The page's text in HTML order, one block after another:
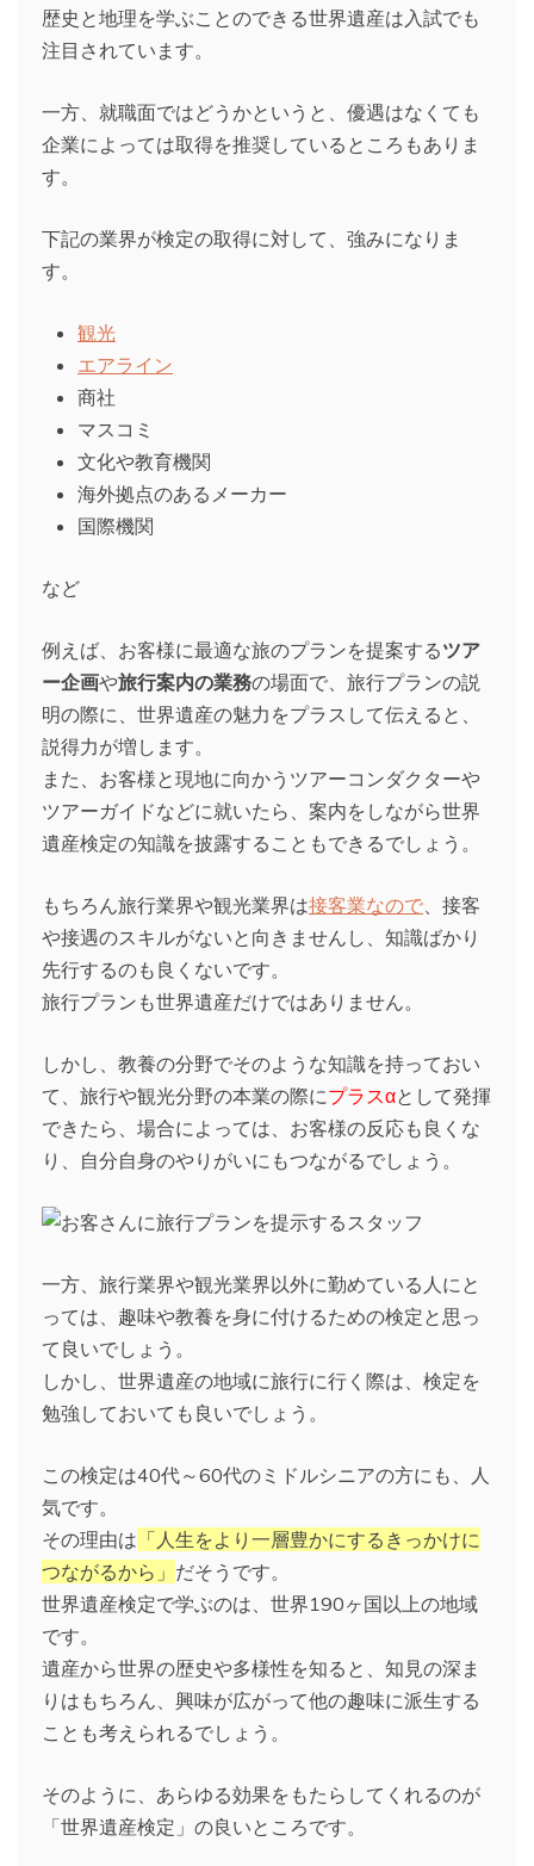
歴史と地理を学ぶことのできる世界遺産は入試でも
注目されています。
一方、就職面ではどうかというと、優遇はなくても
企業によっては取得を推奨しているところもありま
す。
下記の業界が検定の取得に対して、強みになりま
す。
観光
エアライン
商社
マスコミ
文化や教育機関
海外拠点のあるメーカー
国際機関
など
例えば、お客様に最適な旅のプランを提案するツア
ー企画や旅行案内の業務の場面で、旅行プランの説
明の際に、世界遺産の魅力をプラスして伝えると、
説得力が増します。
また、お客様と現地に向かうツアーコンダクターや
ツアーガイドなどに就いたら、案内をしながら世界
遺産検定の知識を披露することもできるでしょう。
もちろん旅行業界や観光業界は接客業なので 、接客
や接遇のスキルがないと向きませんし、知識ばかり
先行するのも良くないです。
旅行プランも世界遺産だけではありません。
しかし、教養の分野でそのような知識を持っておい
て、旅行や観光分野の本業の際にプラスαとして発揮
できたら、場合によっては、お客様の反応も良くな
り、自分自身のやりがいにもつながるでしょう。
一方、旅行業界や観光業界以外に勤めている人にと
っては、趣味や教養を身に付けるための検定と思っ
て良いでしょう。
しかし、世界遺産の地域に旅行に行く際は、検定を
勉強しておいても良いでしょう。
この検定は40代～60代のミドルシニアの方にも、人
気です。
その理由は 「人生をより一層豊かにするきっかけに
つながるから」 だそうです。
世界遺産検定で学ぶのは、世界190ヶ国以上の地域
です。
遺産から世界の歴史や多様性を知ると、知見の深ま
りはもちろん、興味が広がって他の趣味に派生する
ことも考えられるでしょう。
そのように、あらゆる効果をもたらしてくれるのが
「世界遺産検定」の良いところです。